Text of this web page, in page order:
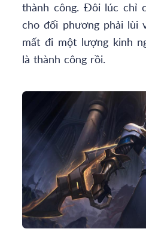
thành công. Đôi lúc chỉ
cho đối phương phải lùi
mất đi một lượng kinh
là thành công rồi.